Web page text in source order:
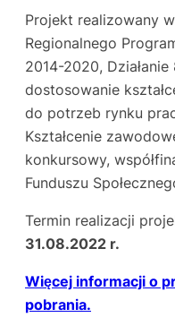
Projekt realizowany
Regionalnego
2014-2020,
dostosowanie
do potrzeb rynku
Kształcenie
konkursowy,
Funduszu
Termin realizacji
31.08.2022 r.
Więcej informacji o
pobrania.